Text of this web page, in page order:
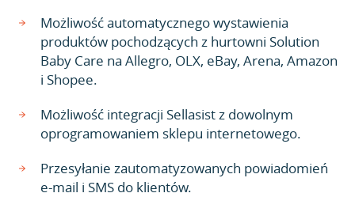
Możliwość automatycznego wystawienia
produktów pochodzących z hurtowni Solution
Baby Care na Allegro, OLX, eBay, Arena, Amazon
i Shopee.
Możliwość integracji Sellasist z dowolnym
oprogramowaniem sklepu internetowego.
Przesyłanie zautomatyzowanych powiadomień
e-mail i SMS do klientów.